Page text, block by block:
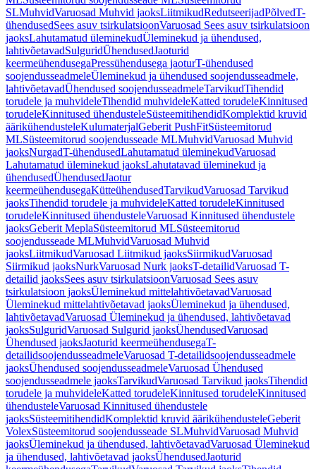
SLMuhvidVaruosad Muhvid jaoksLiitmikudRedutseerijadPõlvedT-
ühendusedSees asuv tsirkulatsioonVaruosad Sees asuv tsirkulatsioon
jaoksLahutamatud üleminekudÜleminekud ja ühendused,
lahtivõetavadSulguridÜhendusedJaoturid
keermeühendusegaPressühendusega jaoturT-ühendused
soojendusseadmeleÜleminekud ja ühendused soojendusseadmele,
lahtivõetavadÜhendused soojendusseadmeleTarvikudTihendid
torudele ja muhvideleTihendid muhvideleKatted torudeleKinnitused
torudeleKinnitused ühendusteleSüsteemitihendidKomplektid kruvid
äärikühendusteleKulumaterjalGeberit PushFitSüsteemitorud
MLSüsteemitorud soojendusseade MLMuhvidVaruosad Muhvid
jaoksNurgadT-ühendusedLahutamatud üleminekudVaruosad
Lahutamatud üleminekud jaoksLahutatavad üleminekud ja
ühendusedÜhendusedJaotur
keermeühendusegaKütteühendusedTarvikudVaruosad Tarvikud
jaoksTihendid torudele ja muhvideleKatted torudeleKinnitused
torudeleKinnitused ühendusteleVaruosad Kinnitused ühendustele
jaoksGeberit MeplaSüsteemitorud MLSüsteemitorud
soojendusseade MLMuhvidVaruosad Muhvid
jaoksLiitmikudVaruosad Liitmikud jaoksSiirmikudVaruosad
Siirmikud jaoksNurkVaruosad Nurk jaoksT-detailidVaruosad T-
detailid jaoksSees asuv tsirkulatsioonVaruosad Sees asuv
tsirkulatsioon jaoksÜleminekud mittelahtivõetavadVaruosad
Üleminekud mittelahtivõetavad jaoksÜleminekud ja ühendused,
lahtivõetavadVaruosad Üleminekud ja ühendused, lahtivõetavad
jaoksSulguridVaruosad Sulgurid jaoksÜhendusedVaruosad
Ühendused jaoksJaoturid keermeühendusegaT-
detailidsoojendusseadmeleVaruosad T-detailidsoojendusseadmele
jaoksÜhendused soojendusseadmeleVaruosad Ühendused
soojendusseadmele jaoksTarvikudVaruosad Tarvikud jaoksTihendid
torudele ja muhvideleKatted torudeleKinnitused torudeleKinnitused
ühendusteleVaruosad Kinnitused ühendustele
jaoksSüsteemitihendidKomplektid kruvid äärikühendusteleGeberit
VolexSüsteemitorud soojendusseade SLMuhvidVaruosad Muhvid
jaoksÜleminekud ja ühendused, lahtivõetavadVaruosad Üleminekud
ja ühendused, lahtivõetavad jaoksÜhendusedJaoturid